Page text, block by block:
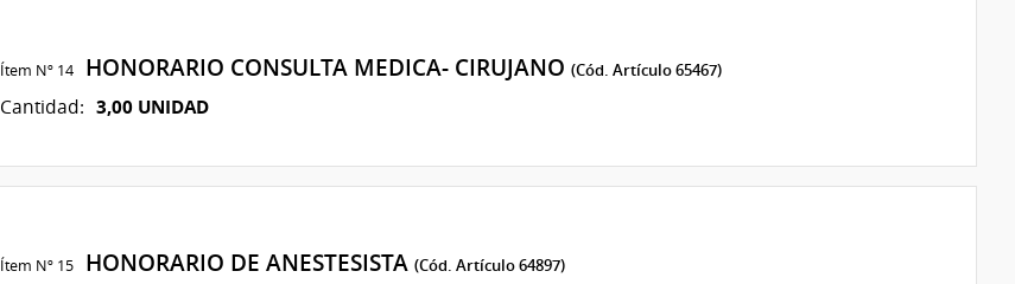
Ítem Nº 14HONORARIO CONSULTA MEDICA- CIRUJANO (Cód. Artículo 65467)
Cantidad: 3,00 UNIDAD
Ítem Nº 15HONORARIO DE ANESTESISTA (Cód. Artículo 64897)